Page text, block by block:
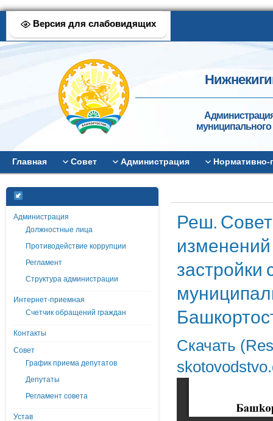
Версия для слабовидящих
муниципального
Главная Совет Администрация
Администрация
Должностные лица
Противодействие коррупции
Регламент
Структура администрации
Интернет-приемная
Счетчик обращений граждан
Контакты
Совет
График приема депутатов
Депутаты
Регламент совета
Устав
Реш.
застройки
Скачать